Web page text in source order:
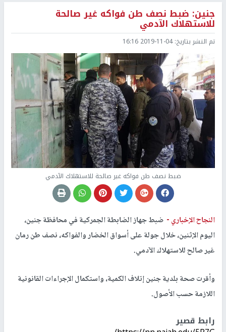
جنين: ضبط نصف طن فواكه غير صالحة
للاستهلاك الآدمي
تم النشر بتاريخ:2019-11-04 16:16
ضبط نصف طن فواكه غير صالحة للاستهلاك الآدمي
النجاح الإخباري - ضبط جهاز الضابطة الجمركية في محافظة جنين،
اليوم الإثنين، خلال جولة على أسواق الخضار والفواكه، نصف طن رمان
غير صالح للاستهلاك الآدمي.
وأقرت صحة بلدية جنين إتلاف الكمية، واستكمال الإجراءات القانونية
اللازمة حسب الأصول.
رابط قصير